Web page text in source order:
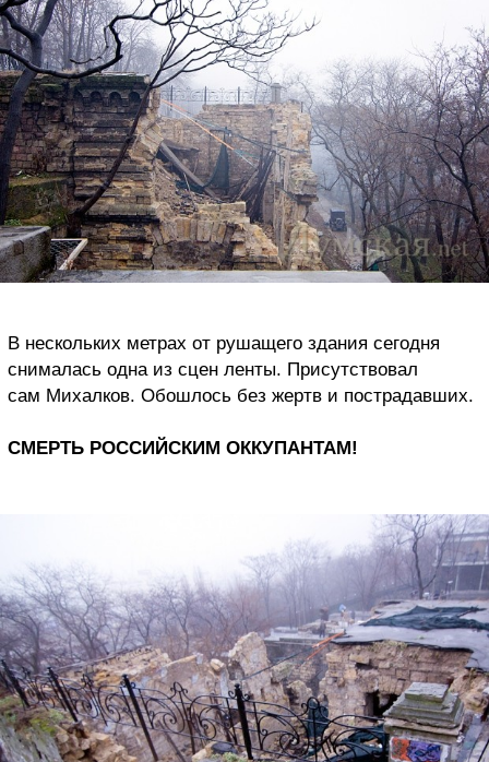
В нескольких метрах от рушащего здания сегодня
снималась одна из сцен ленты. Присутствовал
сам Михалков. Обошлось без жертв и пострадавших.
СМЕРТЬ РОССИЙСКИМ ОККУПАНТАМ!